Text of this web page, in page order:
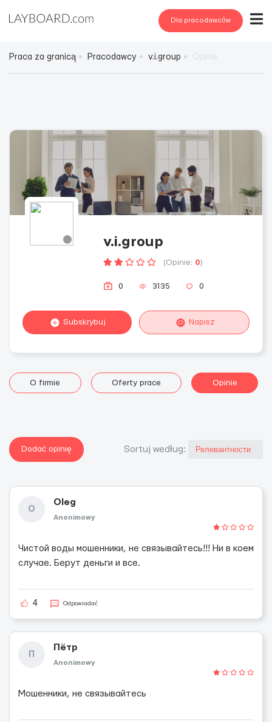
Dla pracodawców
Praca za granicą Pracodawcy v.i.group
v.i.group
(Opinie: 0)
0 3135 0
Subskrybuj Napisz
O firmie Oferty prace Opinie
Dodać opinię Sortuj według:
O
Oleg
Anonimowy
Чистой воды мошенники, не связывайтесь!!! Ни в коем
случае. Берут деньги и все.
4 Odpowiadać
П
Пётр
Anonimowy
Мошенники, не связывайтесь